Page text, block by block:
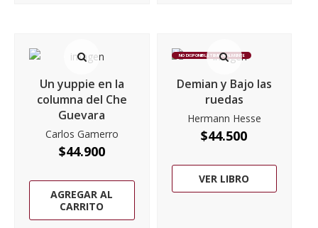
Un yuppie en la
columna del Che
Guevara
Carlos Gamerro
$44.900
AGREGAR AL
CARRITO
NO DISPONIBLE TEMPORALMENTE
Demian y Bajo las
ruedas
Hermann Hesse
$44.500
VER LIBRO